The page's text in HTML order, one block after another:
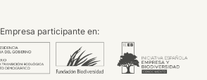
Empresa participante en: